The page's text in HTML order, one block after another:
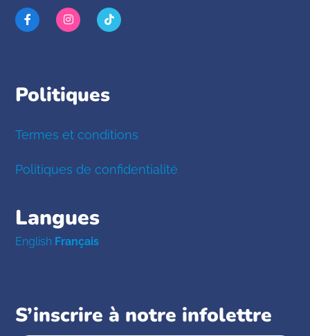
Politiques
Termes et conditions
Politiques de confidentialité
Langues
English Français
S’inscrire à notre infolettre